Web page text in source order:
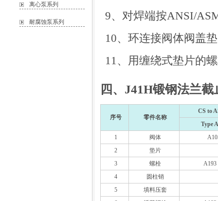
离心泵系列
耐腐蚀泵系列
9、对焊端按ANSI/
10、环连接阀体阀盖
11、用缠绕式垫片的
四、J41H锻钢法兰
序号 零件名称
CS to
Type
1
阀体
2
垫片
3
螺栓
A193
4
圆柱销
5
填料压套